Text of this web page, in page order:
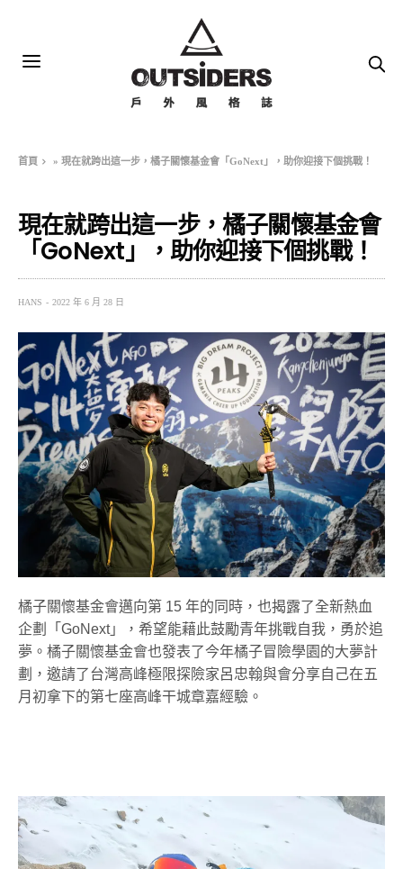
首頁 »現在就跨出這一步，橘子關懷基金會「GoNext」，助你迎接下個挑戰！
現在就跨出這一步，橘子關懷基金會
「GoNext」，助你迎接下個挑戰！
HANS 2022 年 6 月 28 日
橘子關懷基金會邁向第 15 年的同時，也揭露了全新熱血
企劃「GoNext」，希望能藉此鼓勵青年挑戰自我，勇於追
夢。橘子關懷基金會也發表了今年橘子冒險學園的大夢計
劃，邀請了台灣高峰極限探險家呂忠翰與會分享自己在五
月初拿下的第七座高峰干城章嘉經驗。